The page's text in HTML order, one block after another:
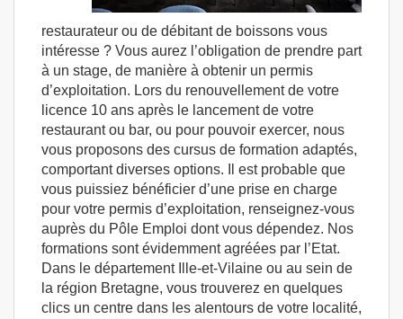
restaurateur ou de débitant de boissons vous
intéresse ? Vous aurez l’obligation de prendre part
à un stage, de manière à obtenir un permis
d’exploitation. Lors du renouvellement de votre
licence 10 ans après le lancement de votre
restaurant ou bar, ou pour pouvoir exercer, nous
vous proposons des cursus de formation adaptés,
comportant diverses options. Il est probable que
vous puissiez bénéficier d’une prise en charge
pour votre permis d’exploitation, renseignez-vous
auprès du Pôle Emploi dont vous dépendez. Nos
formations sont évidemment agréées par l’Etat.
Dans le département Ille-et-Vilaine ou au sein de
la région Bretagne, vous trouverez en quelques
clics un centre dans les alentours de votre localité,